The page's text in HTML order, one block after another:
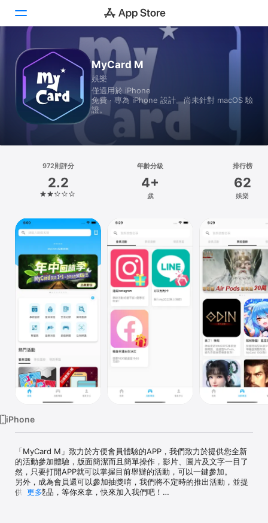
Today
遊戲
App
搜尋
iPhone
iPad
Mac
Vision
Watch
MyCard M
娛樂
僅適用於 iPhone
免費 · 專為 iPhone 設計。尚未針對 macOS 驗
證。
972則評分
2.2
年齡分級
4+
歲
排行榜
62
娛樂
iPhone
「MyCard M」致力於方便會員體驗的APP，我們致力於提供您全新
的活動參加體驗，版面簡潔而且簡單操作，影片、圖片及文字一目了
然，只要打開APP就可以掌握目前舉辦的活動，可以一鍵參加。
另外，成為會員還可以參加抽獎唷，我們將不定時的推出活動，並提
供實體獎品，等你來拿，快來加入我們吧！
更多